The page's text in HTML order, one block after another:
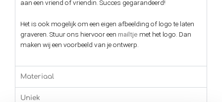
aan een vriend of vriendin. Succes gegarandeerd!
Het is ook mogelijk om een eigen afbeelding of logo te laten
graveren. Stuur ons hiervoor een mailtje met het logo. Dan
maken wij een voorbeeld van je ontwerp.
Materiaal
Uniek